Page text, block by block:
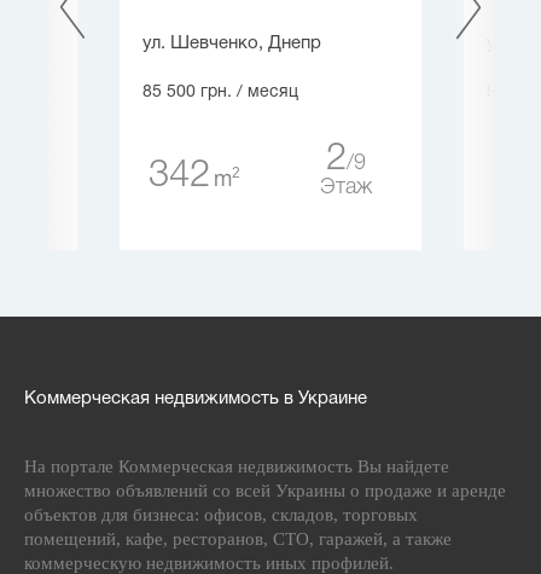
ул. Шевченко, Днепр
85 500 грн. / месяц
342 m2 2 9
Этаж
Коммерческая недвижимость в Украине
На портале Коммерческая недвижимость Вы найдете
множество объявлений со всей Украины о продаже и аренде
объектов для бизнеса: офисов, складов, торговых
помещений, кафе, ресторанов, СТО, гаражей, а также
коммерческую недвижимость иных профилей.